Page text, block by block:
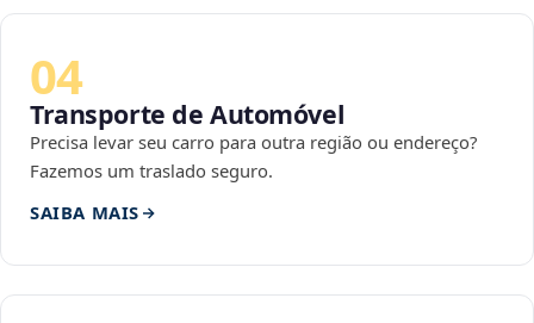
04
Transporte de Automóvel
Precisa levar seu carro para outra região ou endereço?
Fazemos um traslado seguro.
SAIBA MAIS